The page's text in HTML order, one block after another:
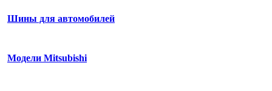
Шины для автомобилей
Модели Mitsubishi